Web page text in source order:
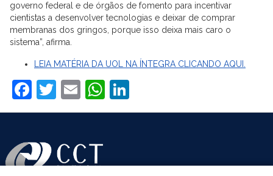
governo federal e de órgãos de fomento para incentivar
cientistas a desenvolver tecnologias e deixar de comprar
membranas dos gringos, porque isso deixa mais caro o
sistema”, afirma.
LEIA MATÉRIA DA UOL NA ÍNTEGRA CLICANDO AQUI.
Facebook
Twitter
EmailWhatsApp